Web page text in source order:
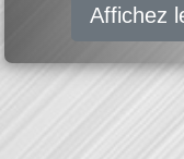
Affichez